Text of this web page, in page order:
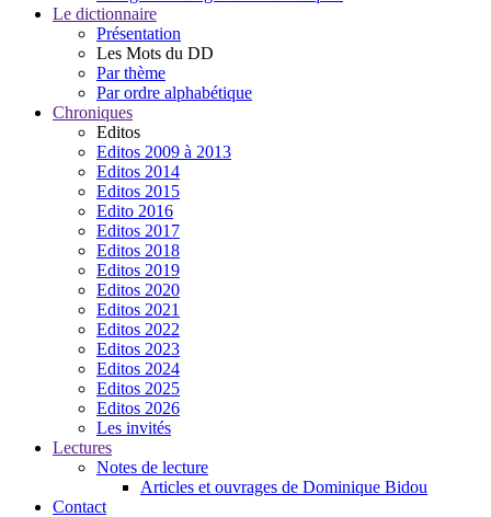
Le dictionnaire
Présentation
Les Mots du DD
Par thème
Par ordre alphabétique
Chroniques
Editos
Editos 2009 à 2013
Editos 2014
Editos 2015
Edito 2016
Editos 2017
Editos 2018
Editos 2019
Editos 2020
Editos 2021
Editos 2022
Editos 2023
Editos 2024
Editos 2025
Editos 2026
Les invités
Lectures
Notes de lecture
Articles et ouvrages de Dominique Bidou
Contact